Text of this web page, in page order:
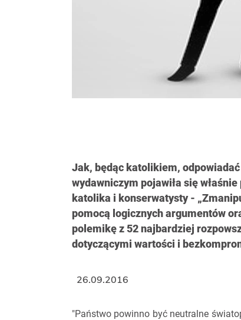
Jak, będąc katolikiem,
wydawniczym pojawiła się
katolika i konserwatysty -
pomocą logicznych argumentów
polemikę z 52 najbardziej
dotyczącymi wartości i
"Państwo powinno być neutralne
26.09.2016